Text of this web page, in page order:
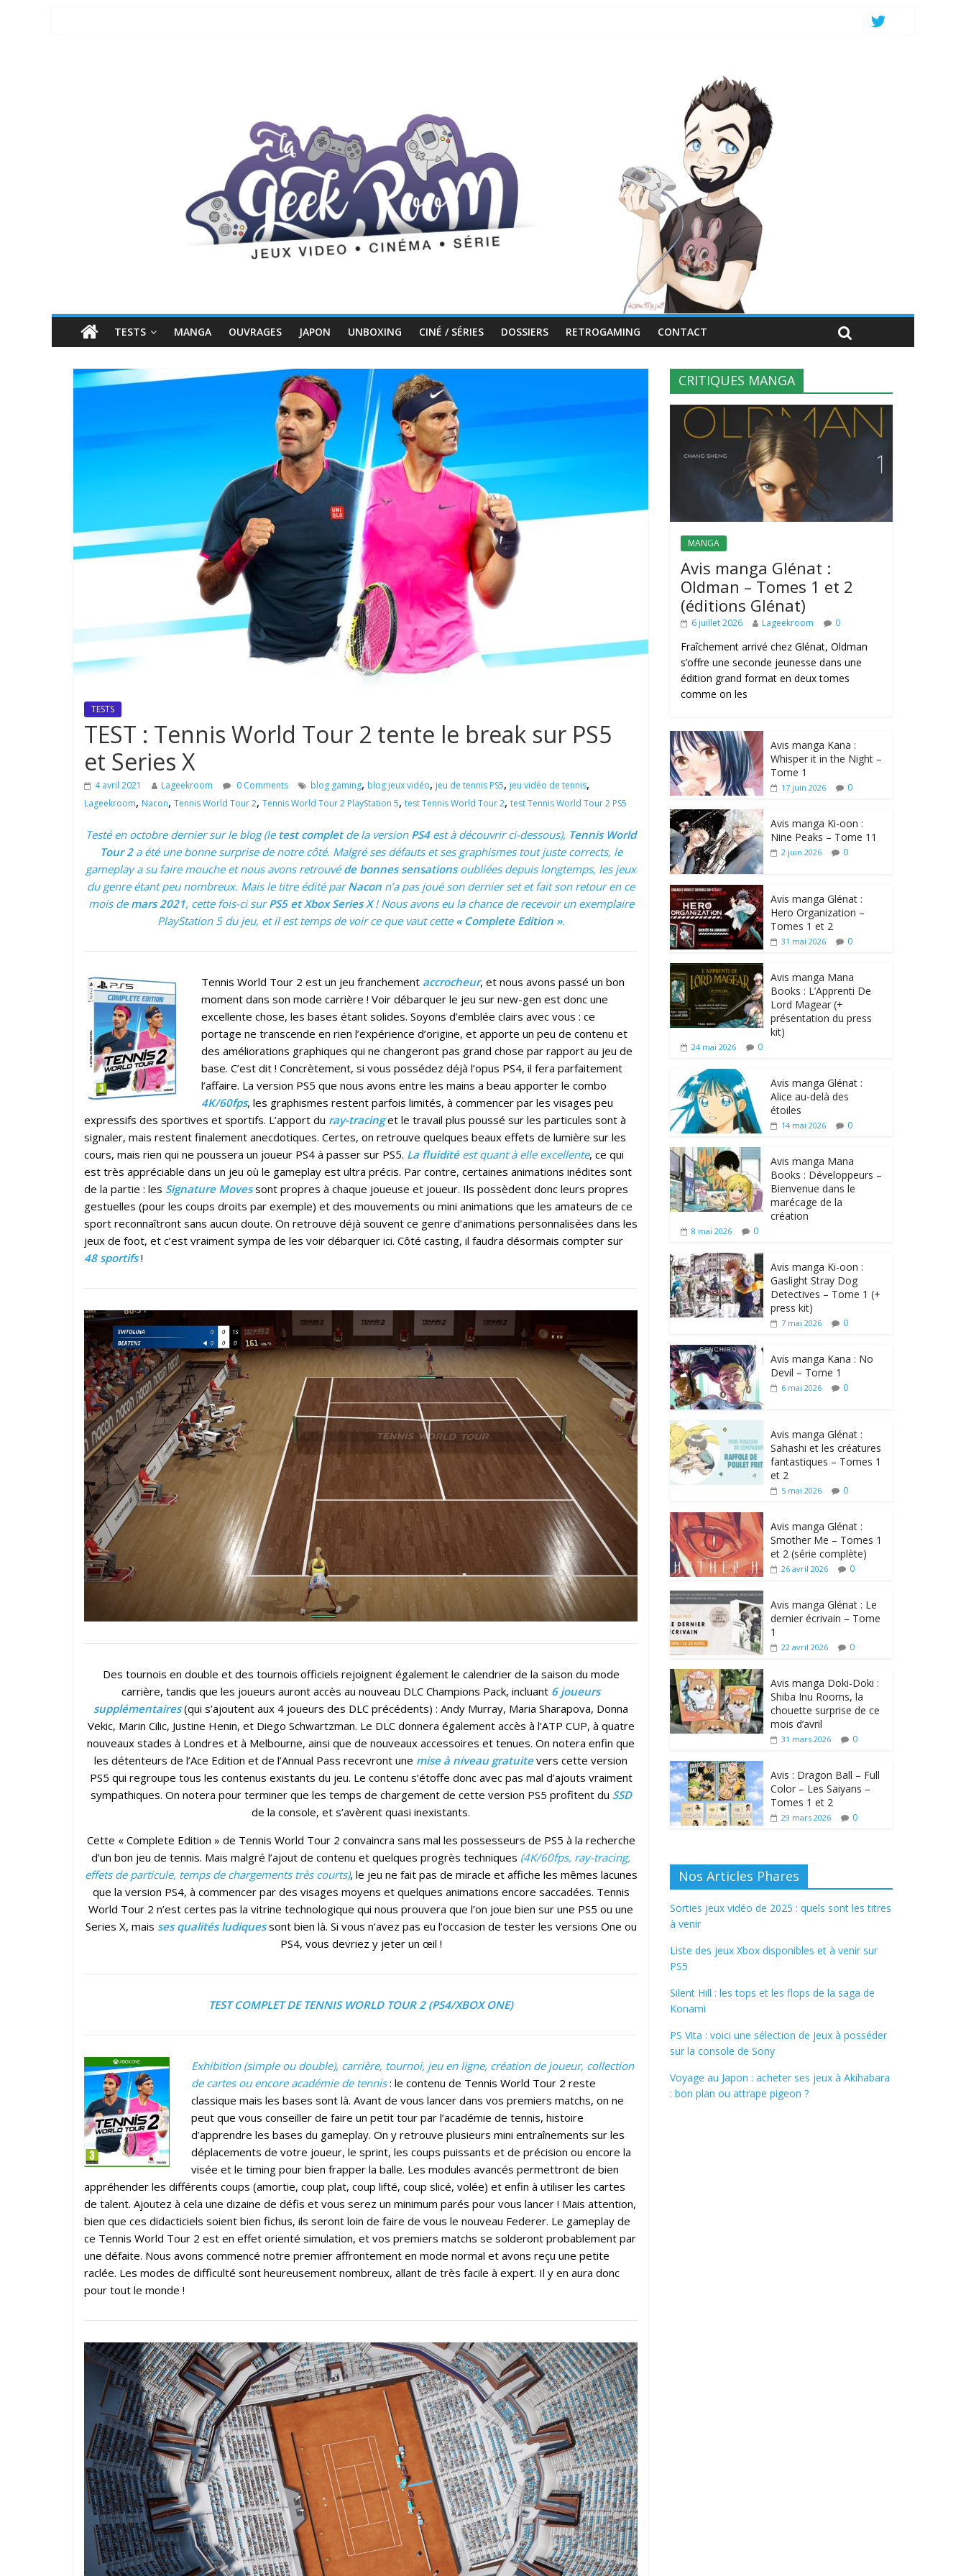
TESTS MANGA OUVRAGES JAPON UNBOXING CINÉ / SÉRIES DOSSIERS RETROGAMING CONTACT
TESTS
TEST : Tennis World Tour 2 tente le break sur PS5
et Series X
4 avril 2021 Lageekroom 0 Comments blog gaming, blog jeux vidéo, jeu de tennis PS5, jeu vidéo de tennis,
Lageekroom, Nacon, Tennis World Tour 2, Tennis World Tour 2 PlayStation 5, test Tennis World Tour 2, test Tennis World Tour 2 PS5
Testé en octobre dernier sur le blog (letest completde la version PS4est à découvrir ci-dessous), Tennis World
Tour 2a été une bonne surprise de notre côté. Malgré ses défauts et ses graphismes tout juste corrects, le
gameplay a su faire mouche et nous avons retrouvé de bonnes sensationsoubliées depuis longtemps, les jeux
du genre étant peu nombreux. Mais le titre édité parNacon n’a pas joué son dernier set et fait son retour en ce
mois de mars 2021, cette fois-ci surPS5 et Xbox Series X! Nous avons eu la chance de recevoir un exemplaire
PlayStation 5 du jeu, et il est temps de voir ce que vaut cette « Complete Edition ».
Tennis World Tour 2 est un jeu franchement accrocheur, et nous avons passé un bon
moment dans son mode carrière ! Voir débarquer le jeu sur new-gen est donc une
excellente chose, les bases étant solides. Soyons d’emblée clairs avec vous : ce
portage ne transcende en rien l’expérience d’origine, et apporte un peu de contenu et
des améliorations graphiques qui ne changeront pas grand chose par rapport au jeu de
base. C’est dit ! Concrètement, si vous possédez déjà l’opus PS4, il fera parfaitement
l’affaire. La version PS5 que nous avons entre les mains a beau apporter le combo
4K/60fps, les graphismes restent parfois limités, à commencer par les visages peu
expressifs des sportives et sportifs. L’apport du ray-tracinget le travail plus poussé sur les particules sont à
signaler, mais restent finalement anecdotiques. Certes, on retrouve quelques beaux effets de lumière sur les
cours, mais rien qui ne poussera un joueur PS4 à passer sur PS5. La fluiditéest quant à elle excellente, ce qui
est très appréciable dans un jeu où le gameplay est ultra précis. Par contre, certaines animations inédites sont
de la partie : les Signature Movessont propres à chaque joueuse et joueur. Ils possèdent donc leurs propres
gestuelles (pour les coups droits par exemple) et des mouvements ou mini animations que les amateurs de ce
sport reconnaîtront sans aucun doute. On retrouve déjà souvent ce genre d’animations personnalisées dans les
jeux de foot, et c’est vraiment sympa de les voir débarquer ici. Côté casting, il faudra désormais compter sur
48 sportifs!
Des tournois en double et des tournois officiels rejoignent également le calendrier de la saison du mode
carrière, tandis que les joueurs auront accès au nouveau DLC Champions Pack, incluant 6 joueurs
supplémentaires(qui s’ajoutent aux 4 joueurs des DLC précédents) : Andy Murray, Maria Sharapova, Donna
Vekic, Marin Cilic, Justine Henin, et Diego Schwartzman. Le DLC donnera également accès à l’ATP CUP, à quatre
nouveaux stades à Londres et à Melbourne, ainsi que de nouveaux accessoires et tenues. On notera enfin que
les détenteurs de l’Ace Edition et de l’Annual Pass recevront une mise à niveau gratuitevers cette version
PS5 qui regroupe tous les contenus existants du jeu. Le contenu s’étoffe donc avec pas mal d’ajouts vraiment
sympathiques. On notera pour terminer que les temps de chargement de cette version PS5 profitent du SSD
de la console, et s’avèrent quasi inexistants.
Cette « Complete Edition » de Tennis World Tour 2 convaincra sans mal les possesseurs de PS5 à la recherche
d’un bon jeu de tennis. Mais malgré l’ajout de contenu et quelques progrès techniques (4K/60fps, ray-tracing,
effets de particule, temps de chargements très courts), le jeu ne fait pas de miracle et affiche les mêmes lacunes
que la version PS4, à commencer par des visages moyens et quelques animations encore saccadées. Tennis
World Tour 2 n’est certes pas la vitrine technologique qui nous prouvera que l’on joue bien sur une PS5 ou une
Series X, mais ses qualités ludiquessont bien là. Si vous n’avez pas eu l’occasion de tester les versions One ou
PS4, vous devriez y jeter un œil !
TEST COMPLET DE TENNIS WORLD TOUR 2 (PS4/XBOX ONE)
Exhibition (simple ou double), carrière, tournoi, jeu en ligne, création de joueur, collection
de cartes ou encore académie de tennis: le contenu de Tennis World Tour 2 reste
classique mais les bases sont là. Avant de vous lancer dans vos premiers matchs, on ne
peut que vous conseiller de faire un petit tour par l’académie de tennis, histoire
d’apprendre les bases du gameplay. On y retrouve plusieurs mini entraînements sur les
déplacements de votre joueur, le sprint, les coups puissants et de précision ou encore la
visée et le timing pour bien frapper la balle. Les modules avancés permettront de bien
appréhender les différents coups (amortie, coup plat, coup lifté, coup slicé, volée) et enfin à utiliser les cartes
de talent. Ajoutez à cela une dizaine de défis et vous serez un minimum parés pour vous lancer ! Mais attention,
bien que ces didacticiels soient bien fichus, ils seront loin de faire de vous le nouveau Federer. Le gameplay de
ce Tennis World Tour 2 est en effet orienté simulation, et vos premiers matchs se solderont probablement par
une défaite. Nous avons commencé notre premier affrontement en mode normal et avons reçu une petite
raclée. Les modes de difficulté sont heureusement nombreux, allant de très facile à expert. Il y en aura donc
pour tout le monde !
CRITIQUES MANGA
MANGA
Avis manga Glénat :
Oldman – Tomes 1 et 2
(éditions Glénat)
6 juillet 2026 Lageekroom 0
Fraîchement arrivé chez Glénat, Oldman
s’offre une seconde jeunesse dans une
édition grand format en deux tomes
comme on les
Avis manga Kana :
Whisper it in the Night –
Tome 1
17 juin 2026 0
Avis manga Ki-oon :
Nine Peaks – Tome 11
2 juin 2026 0
Avis manga Glénat :
Hero Organization –
Tomes 1 et 2
31 mai 2026 0
Avis manga Mana
Books : L’Apprenti De
Lord Magear (+
présentation du press
kit)
24 mai 2026 0
Avis manga Glénat :
Alice au-delà des
étoiles
14 mai 2026 0
Avis manga Mana
Books : Développeurs –
Bienvenue dans le
marécage de la
création
8 mai 2026 0
Avis manga Ki-oon :
Gaslight Stray Dog
Detectives – Tome 1 (+
press kit)
7 mai 2026 0
Avis manga Kana : No
Devil – Tome 1
6 mai 2026 0
Avis manga Glénat :
Sahashi et les créatures
fantastiques – Tomes 1
et 2
5 mai 2026 0
Avis manga Glénat :
Smother Me – Tomes 1
et 2 (série complète)
26 avril 2026 0
Avis manga Glénat : Le
dernier écrivain – Tome
1
22 avril 2026 0
Avis manga Doki-Doki :
Shiba Inu Rooms, la
chouette surprise de ce
mois d’avril
31 mars 2026 0
Avis : Dragon Ball – Full
Color – Les Saiyans –
Tomes 1 et 2
29 mars 2026 0
Nos Articles Phares
Sorties jeux vidéo de 2025 : quels sont les titres
à venir
Liste des jeux Xbox disponibles et à venir sur
PS5
Silent Hill : les tops et les flops de la saga de
Konami
PS Vita : voici une sélection de jeux à posséder
sur la console de Sony
Voyage au Japon : acheter ses jeux à Akihabara
: bon plan ou attrape pigeon ?